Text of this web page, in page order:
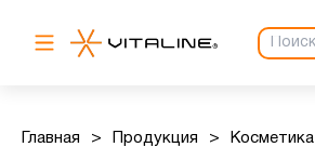
Главная > Продукция > Косметика